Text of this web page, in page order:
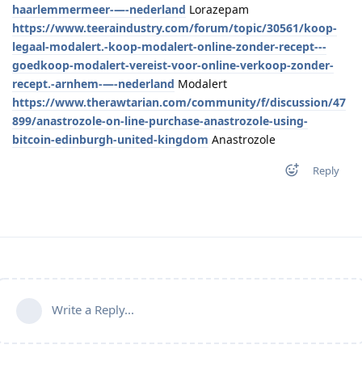
haarlemmermeer-—-nederland Lorazepam
https://www.teeraindustry.com/forum/topic/30561/koop-
legaal-modalert.-koop-modalert-online-zonder-recept---
goedkoop-modalert-vereist-voor-online-verkoop-zonder-
recept.-arnhem-—-nederland Modalert
https://www.therawtarian.com/community/f/discussion/47
899/anastrozole-on-line-purchase-anastrozole-using-
bitcoin-edinburgh-united-kingdom Anastrozole
Reply
Write a Reply...